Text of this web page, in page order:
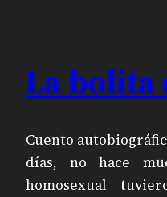
La bolita
Cuento
días, no hace
homosexual